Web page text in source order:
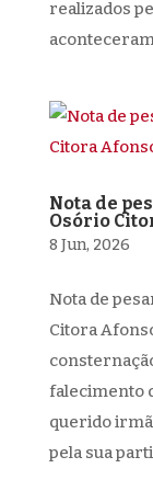
realizados
Nota de
Osório
8 Jun, 2026
Nota de
Citora
falecimento
querido
pela sua